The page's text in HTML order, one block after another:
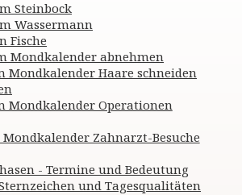
Steinbock
Wassermann
Fische
Mondkalender abnehmen
Mondkalender Haare schneiden
Mondkalender Operationen
Zahnarzt-Besuche
- Termine und Bedeutung
und Tagesqualitäten